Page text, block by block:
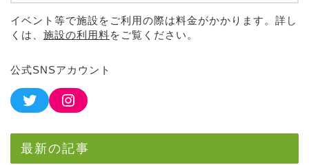
イベント等で施設をご利用の際は料金がかかります。詳し
くは、 施設の利用料をご覧ください。
公式SNSアカウント
最新の記事